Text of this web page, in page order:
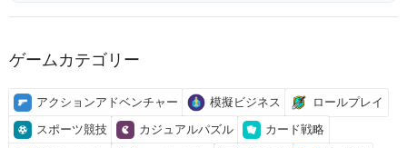
ゲームカテゴリー
アクションアドベンチャー 模擬ビジネス
ロールプレイ
スポーツ競技
カジュアルパズル
カード戦略